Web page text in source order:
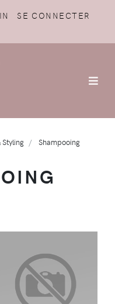
SE CONNECTER
Styling Shampooing